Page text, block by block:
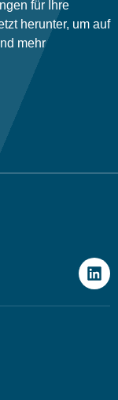
für Ihre
herunter, um auf
mehr